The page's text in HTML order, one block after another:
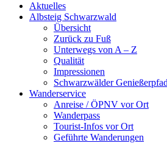
Aktuelles
Albsteig Schwarzwald
Übersicht
Zurück zu Fuß
Unterwegs von A – Z
Qualität
Impressionen
Schwarzwälder
Wanderservice
Anreise / ÖPNV vor Ort
Wanderpass
Tourist-Infos vor Ort
Geführte Wanderungen